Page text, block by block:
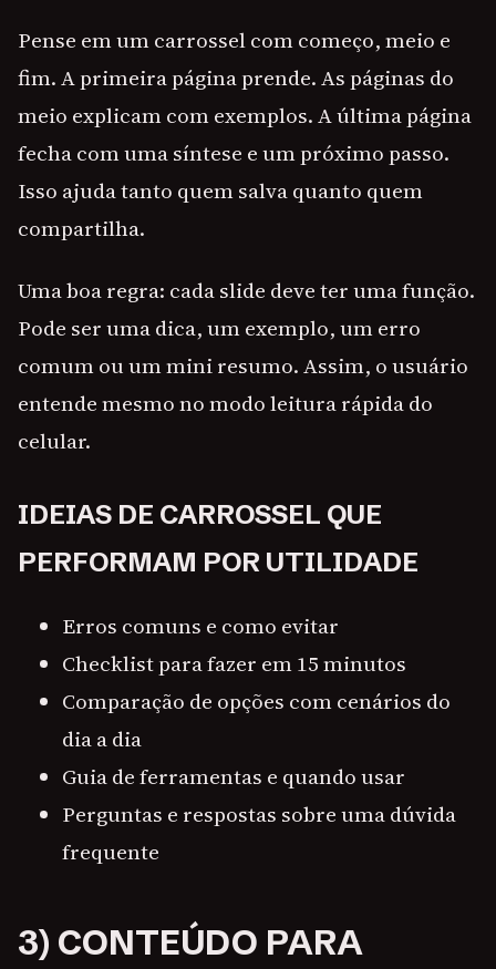
Pense em um carrossel com começo, meio e
fim. A primeira página prende. As páginas do
meio explicam com exemplos. A última página
fecha com uma síntese e um próximo passo.
Isso ajuda tanto quem salva quanto quem
compartilha.
Uma boa regra: cada slide deve ter uma função.
Pode ser uma dica, um exemplo, um erro
comum ou um mini resumo. Assim, o usuário
entende mesmo no modo leitura rápida do
celular.
IDEIAS DE CARROSSEL QUE
PERFORMAM POR UTILIDADE
Erros comuns e como evitar
Checklist para fazer em 15 minutos
Comparação de opções com cenários do
dia a dia
Guia de ferramentas e quando usar
Perguntas e respostas sobre uma dúvida
frequente
3) CONTEÚDO PARA